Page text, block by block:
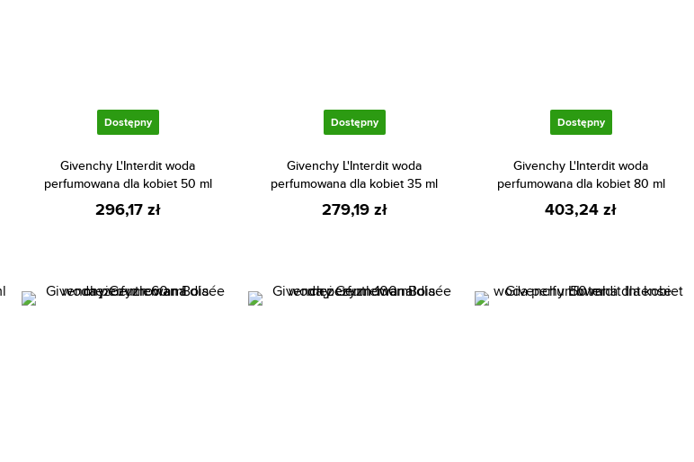
Dostępny
Givenchy L'Interdit woda
perfumowana dla kobiet 50 ml
296,17 zł
Dostępny
Givenchy L'Interdit woda
perfumowana dla kobiet 35 ml
279,19 zł
Dostępny
Givenchy L'Interdit woda
perfumowana dla kobiet 80 ml
403,24 zł